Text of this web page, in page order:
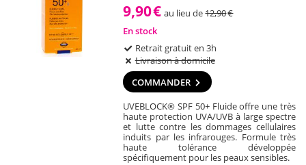
9,90€ au lieu de12,90€
En stock
Retrait gratuit en 3h
Livraison à domicile
COMMANDER
UVEBLOCK® SPF 50+ Fluide offre une très
haute protection UVA/UVB à large spectre
et lutte contre les dommages cellulaires
induits par les infrarouges. Formule très
haute tolérance développée
spécifiquement pour les peaux sensibles.